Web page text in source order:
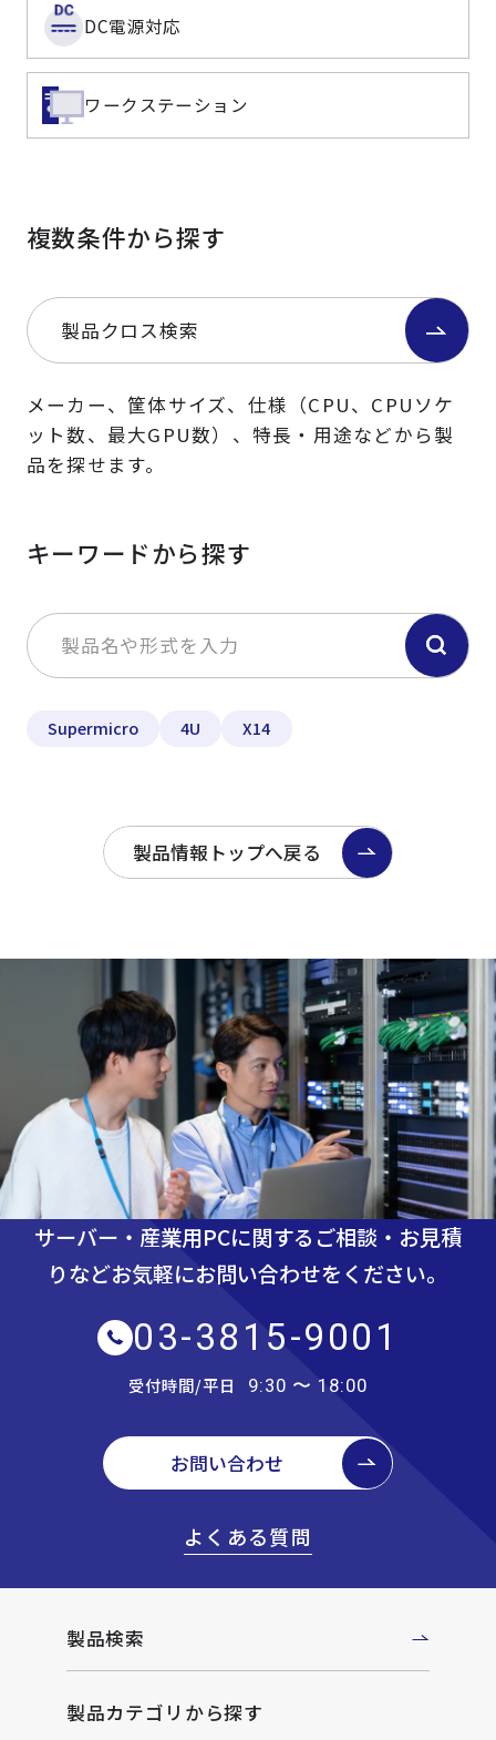
DC電源対応
ワークステーション
複数条件から探す
製品クロス検索
メーカー、筐体サイズ、仕様（CPU、CPUソケ
ット数、最大GPU数）、特長・用途などから製
品を探せます。
キーワードから探す
Supermicro 4U X14
製品情報トップへ戻る
サーバー・産業用PCに関するご相談・お見積
りなどお気軽にお問い合わせをください。
03-3815-9001
受付時間/平日 9:30 〜 18:00
お問い合わせ
よくある質問
製品検索
製品カテゴリから探す